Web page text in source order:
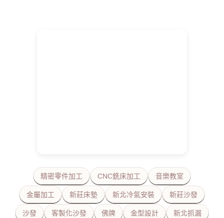
精密零件加工 CNC銑床加工 音樂教室
金屬加工 新莊床墊 新北冷氣安裝 新莊沙發
沙發 客製化沙發 佛牌 金型設計 新北抓漏